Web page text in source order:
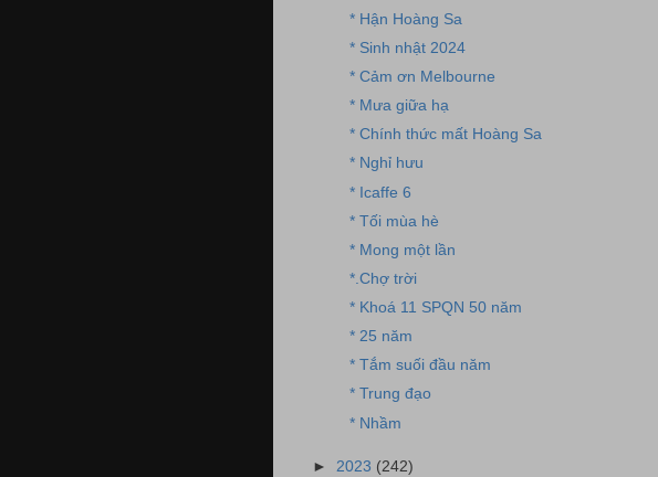
* Hận Hoàng Sa
* Sinh nhật 2024
* Cảm ơn Melbourne
* Mưa giữa hạ
* Chính thức mất Hoàng Sa
* Nghỉ hưu
* Icaffe 6
* Tối mùa hè
* Mong một lần
*.Chợ trời
* Khoá 11 SPQN 50 năm
* 25 năm
* Tắm suối đầu năm
* Trung đạo
* Nhầm
► 2023 (242)